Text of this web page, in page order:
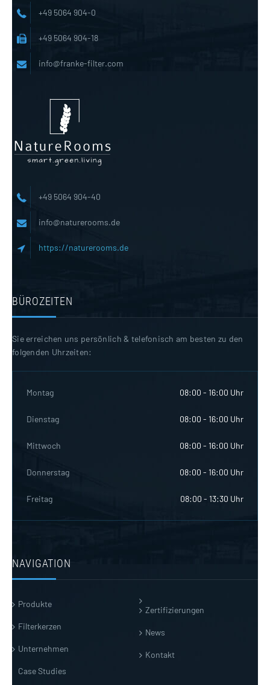
+49 5064 904-0
+49 5064 904-18
info@franke-filter.com
+49 5064 904-40
info@naturerooms.de
https://naturerooms.de
BÜROZEITEN
Sie erreichen uns persönlich & telefonisch am besten zu den
folgenden Uhrzeiten:
Montag 08:00 - 16:00 Uhr
Dienstag 08:00 - 16:00 Uhr
Mittwoch 08:00 - 16:00 Uhr
Donnerstag 08:00 - 16:00 Uhr
Freitag 08:00 - 13:30 Uhr
NAVIGATION
Produkte
Filterkerzen
Unternehmen
Case Studies
Zertifizierungen
News
Kontakt